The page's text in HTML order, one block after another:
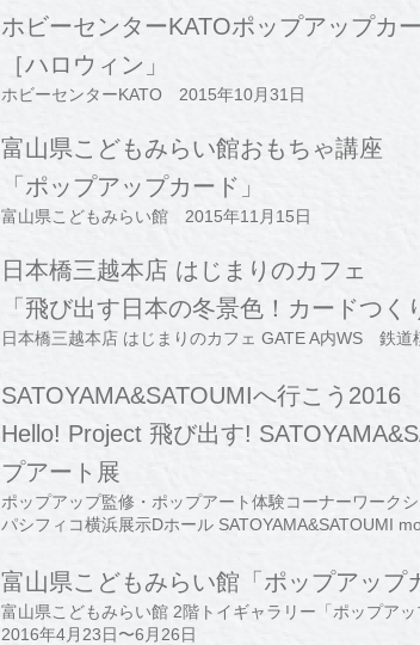
ホビーセンターKATOポップアップカ
［ハロウィン」
ホビーセンターKATO 2015年10月31日
富山県こどもみらい館おもちゃ講座
「ポップアップカード」
富山県こどもみらい館 2015年11月15日
日本橋三越本店 はじまりのカフェ
「飛び出す日本の冬景色！カードつく
日本橋三越本店 はじまりのカフェ GATE A内WS 鉄
SATOYAMA&SATOUMIへ行こう2016
Hello! Project 飛び出す!
プアート展
ポップアップ監修・ポップアート体験コーナーワーク
パシフィコ横浜展示Dホール SATOYAMA&SATOUMI
富山県こどもみらい館「ポップアップ
富山県こどもみらい館 2階トイギャラリー「ポップアッ
2016年4月23日〜6月26日